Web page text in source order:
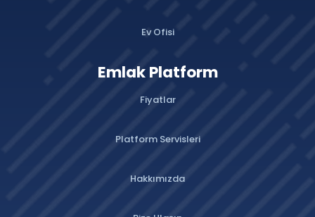
Ev Ofisi
Emlak Platform
Fiyatlar
Platform Servisleri
Hakkımızda